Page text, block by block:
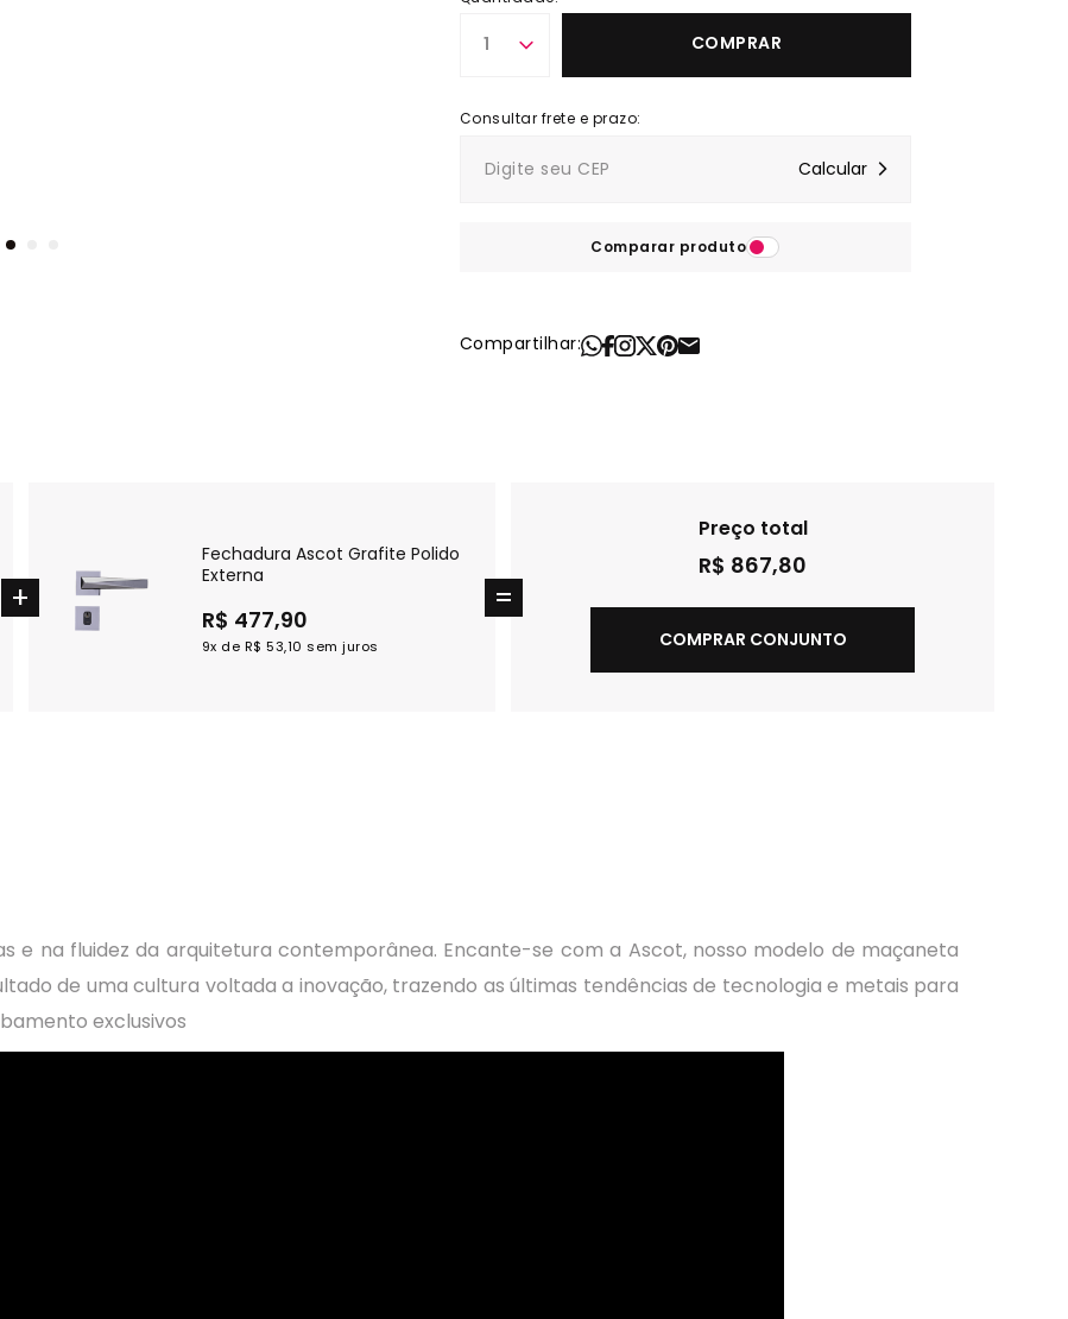
1 COMPRAR
Comparar produto
Compartilhar:
Fechadura Ascot Grafite Polido
Externa
R$ 477,90
9x de R$ 53,10 sem juros
Preço total
R$ 867,80
COMPRAR CONJUNTO
e na fluidez da arquitetura contemporânea. Encante-se com a Ascot, nosso modelo de maçaneta
de uma cultura voltada a inovação, trazendo as últimas tendências de tecnologia e metais para
exclusivos